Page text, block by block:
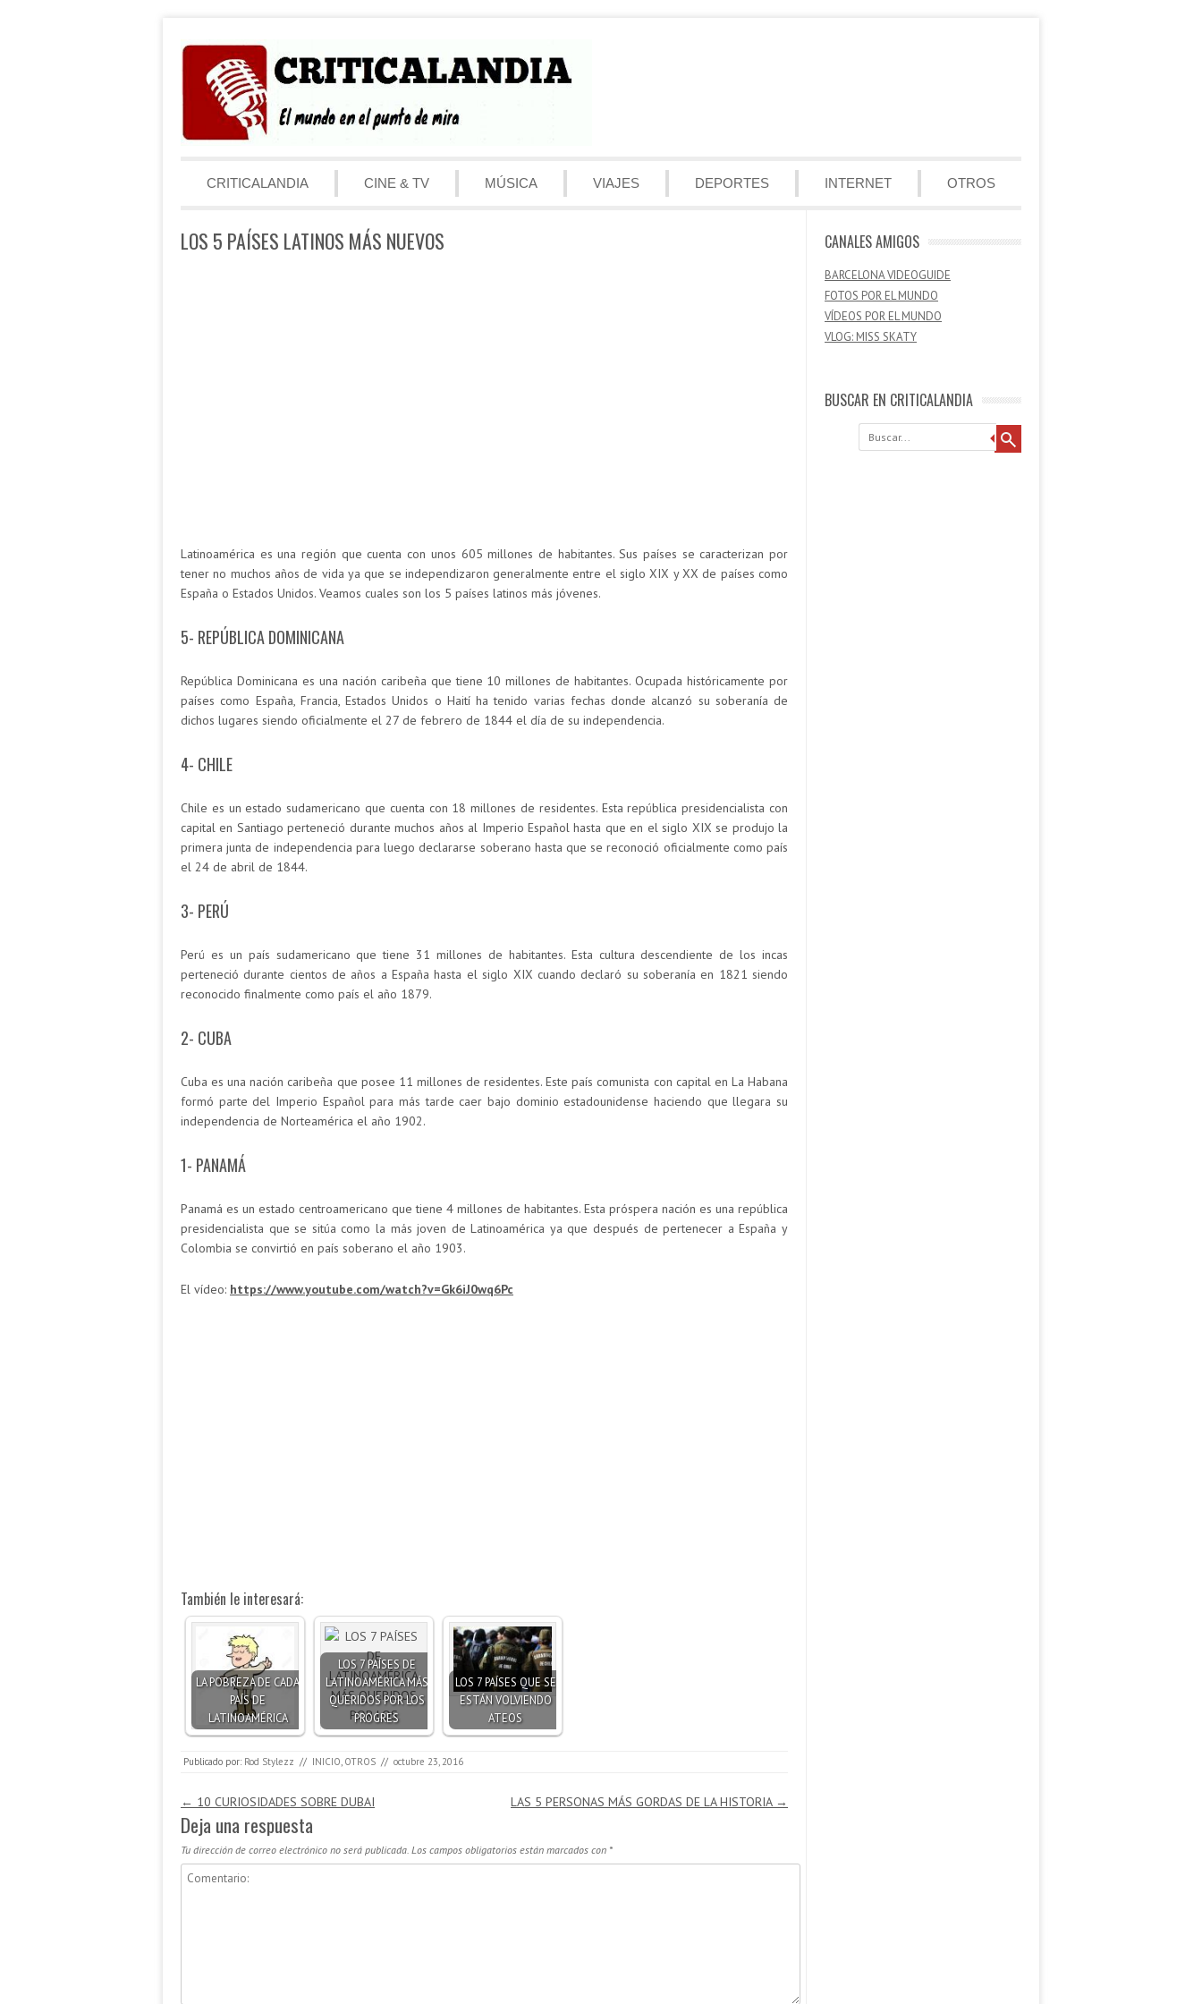
Menú
CRITICALANDIA
CINE & TV MÚSICA VIAJES DEPORTES INTERNET OTROS
LOS 5 PAÍSES LATINOS MÁS NUEVOS
Latinoamérica es una región que cuenta con unos 605 millones de habitantes. Sus países se caracterizan por
tener no muchos años de vida ya que se independizaron generalmente entre el siglo XIX y XX de países como
España o Estados Unidos. Veamos cuales son los 5 países latinos más jóvenes.
5- REPÚBLICA DOMINICANA
República Dominicana es una nación caribeña que tiene 10 millones de habitantes. Ocupada históricamente por
países como España, Francia, Estados Unidos o Haití ha tenido varias fechas donde alcanzó su soberanía de
dichos lugares siendo oficialmente el 27 de febrero de 1844 el día de su independencia.
4- CHILE
Chile es un estado sudamericano que cuenta con 18 millones de residentes. Esta república presidencialista con
capital en Santiago perteneció durante muchos años al Imperio Español hasta que en el siglo XIX se produjo la
primera junta de independencia para luego declararse soberano hasta que se reconoció oficialmente como país
el 24 de abril de 1844.
3- PERÚ
Perú es un país sudamericano que tiene 31 millones de habitantes. Esta cultura descendiente de los incas
perteneció durante cientos de años a España hasta el siglo XIX cuando declaró su soberanía en 1821 siendo
reconocido finalmente como país el año 1879.
2- CUBA
Cuba es una nación caribeña que posee 11 millones de residentes. Este país comunista con capital en La Habana
formó parte del Imperio Español para más tarde caer bajo dominio estadounidense haciendo que llegara su
independencia de Norteamérica el año 1902.
1- PANAMÁ
Panamá es un estado centroamericano que tiene 4 millones de habitantes. Esta próspera nación es una república
presidencialista que se sitúa como la más joven de Latinoamérica ya que después de pertenecer a España y
Colombia se convirtió en país soberano el año 1903.
El vídeo: https://www.youtube.com/watch?v=Gk6iJ0wq6Pc
También le interesará:
LA POBREZA DE CADA
PAÍS DE
LATINOAMÉRICA
LOS 7 PAÍSES DE
LATINOAMÉRICA MÁS
QUERIDOS POR LOS
PROGRES
LOS 7 PAÍSES QUE SE
ESTÁN VOLVIENDO
ATEOS
Publicado por: Rod Stylezz // INICIO, OTROS // octubre 23, 2016
Navegación de entradas
← 10 CURIOSIDADES SOBRE DUBAI LAS 5 PERSONAS MÁS GORDAS DE LA HISTORIA →
Deja una respuesta
Tu dirección de correo electrónico no será publicada. Los campos obligatorios están marcados con *
CANALES AMIGOS
BARCELONA VIDEOGUIDE
FOTOS POR EL MUNDO
VÍDEOS POR EL MUNDO
VLOG: MISS SKATY
BUSCAR EN CRITICALANDIA
Buscar